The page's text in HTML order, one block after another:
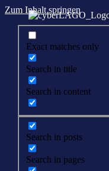
Zum Inhalt springen
Exact matches only
Search in title
Search in content
Search in posts
Search in pages